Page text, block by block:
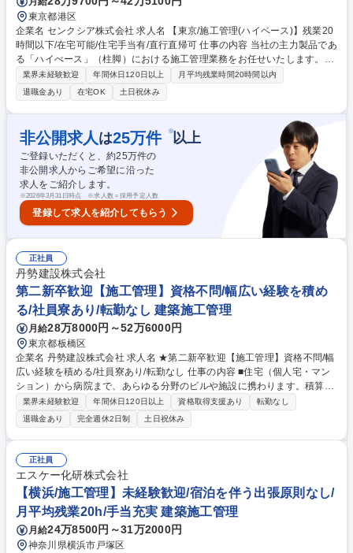
東京都港区
企業名 センクシア株式会社 求人名 【東京/施工管理(ハイベース)】残業20
時間以下/在宅可能/住宅手当有/直行直帰可 仕事の内容 当社の主力製品であ
る「ハイべース」（柱脚）における施工管理業務をお任せいたします。鉄
骨造の大型ビル・空港・商業施設・大学キャンパス・テーマパークなど、
名だたる建物に多数採用されています。 ■「ハイベース」製品の現場施工
管理・工程管理 ■協力会社や職人への指示・安全管理 ■図面や施工計画書
のチェック・調整 ■工事現場への直行直帰および書類作成 【仕事の魅力】
土日祝休みで年間休日120日以上、住宅手当や退職金制度など大手グルー
プならではの手厚い福利厚生環境のなか、ワークライフバランスを保ちな
がら就業できます。 募集職種 【東京/施工管理(ハイベース)】残業20時間
以下/在宅可能/住宅手当有/直行直帰可
業界未経験歓迎 年間休日120日以上
月平均残業時間20時間以内
退職金あり
在宅OK 土日祝休み
非公開求人 は25万件 ※以上
ご登録いただくと、約25万件の
非公開求人からご希望に沿った
求人をご紹介します。
※2026年3月31日時点 ※求人数＝採用予定人数
登録して求人を紹介してもらう
正社員
丹勢建設株式会社
第二新卒歓迎【施工管理】資格不問/幅広い経験を積め
る/社員寮あり/転勤なし 建築施工管理
月給28万8000円～52万6000円
東京都板橋区
企業名 丹勢建設株式会社 求人名 ★第二新卒歓迎【施工管理】資格不問/幅
広い経験を積める/社員寮あり/転勤なし 仕事の内容 ■住宅（個人宅・マン
ション）から病院まで、あらゆる分野のビルや施設に携わります。積算・
施工管理からアフターフォローまで(設計以外)一貫して行うため、幅広い
経験を積むことが可能です◎ 【働く環境】ご依頼は新規3割、古くからの
お客様が7割で、下請け会社の職人、社長など経営サイドの方々、顧客と
の折衝が発生します。大手のような業務分担制ではないため、幅広い業務
を行っていただくことになり、初めは大変な部分もありますが全て裁量を
もって進められるため、「自分が丸ごと建てた」というやりがいと実感を
持つことができます。【入社後】部長・所長による経験に応じた現場での
教育制度あり。(JW-CADを使用) 募集職種 ★第二新卒歓迎【施工管理】資
格不問/幅広い経験を積める/社員寮あり/転勤なし
業界未経験歓迎 年間休日120日以上 資格取得支援あり
転勤なし
退職金あり
完全週休2日制 土日祝休み
正社員
エスケー化研株式会社
【横浜/施工管理】未経験歓迎/宿泊を伴う出張原則なし/
月平均残業20h/手当充実 建築施工管理
月給24万8500円～31万2000円
神奈川県横浜市戸塚区